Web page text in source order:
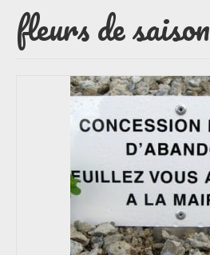
Accueil
Les formules
Les compositions
Les newsletters
fleurs de saison